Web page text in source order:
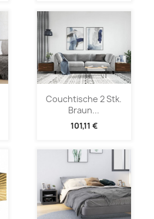
Couchtische 2 Stk.
Braun...
101,11 €